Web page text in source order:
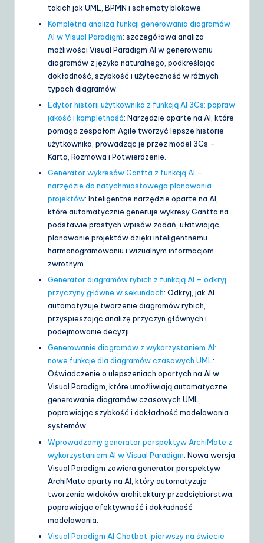
takich jak UML, BPMN i schematy blokowe.
Kompletna analiza funkcji generowania diagramów
AI w Visual Paradigm: szczegółowa analiza
możliwości Visual Paradigm AI w generowaniu
diagramów z języka naturalnego, podkreślając
dokładność, szybkość i użyteczność w różnych
typach diagramów.
Edytor historii użytkownika z funkcją AI 3Cs: popraw
jakość i kompletność: Narzędzie oparte na AI, które
pomaga zespołom Agile tworzyć lepsze historie
użytkownika, prowadząc je przez model 3Cs –
Karta, Rozmowa i Potwierdzenie.
Generator wykresów Gantta z funkcją AI –
narzędzie do natychmiastowego planowania
projektów: Inteligentne narzędzie oparte na AI,
które automatycznie generuje wykresy Gantta na
podstawie prostych wpisów zadań, ułatwiając
planowanie projektów dzięki inteligentnemu
harmonogramowaniu i wizualnym informacjom
zwrotnym.
Generator diagramów rybich z funkcją AI – odkryj
przyczyny główne w sekundach: Odkryj, jak AI
automatyzuje tworzenie diagramów rybich,
przyspieszając analizę przyczyn głównych i
podejmowanie decyzji.
Generowanie diagramów z wykorzystaniem AI:
nowe funkcje dla diagramów czasowych UML:
Oświadczenie o ulepszeniach opartych na AI w
Visual Paradigm, które umożliwiają automatyczne
generowanie diagramów czasowych UML,
poprawiając szybkość i dokładność modelowania
systemów.
Wprowadzamy generator perspektyw ArchiMate z
wykorzystaniem AI w Visual Paradigm: Nowa wersja
Visual Paradigm zawiera generator perspektyw
ArchiMate oparty na AI, który automatyzuje
tworzenie widoków architektury przedsiębiorstwa,
poprawiając efektywność i dokładność
modelowania.
Visual Paradigm AI Chatbot: pierwszy na świecie